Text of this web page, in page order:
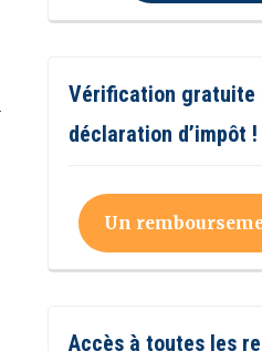
Vérification gratuite
déclaration d’impôt !
Un
Accès à toutes les